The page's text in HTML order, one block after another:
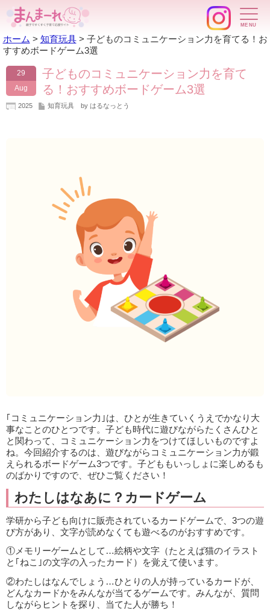
ホーム > 知育玩具> 子どものコミュニケーション力を育てる！お
すすめボードゲーム3選
29
Aug
子どものコミュニケーション力を育て
る！おすすめボードゲーム3選
2025 知育玩具 by はるなっとう
｢コミュニケーション力｣は、ひとが生きていくうえでかなり大
事なことのひとつです。子ども時代に遊びながらたくさんひと
と関わって、コミュニケーション力をつけてほしいものですよ
ね。今回紹介するのは、遊びながらコミュニケーション力が鍛
えられるボードゲーム3つです。子どももいっしょに楽しめるも
のばかりですので、ぜひご覧ください！
わたしはなあに？カードゲーム
学研から子ども向けに販売されているカードゲームで、3つの遊
び方があり、文字が読めなくても遊べるのがおすすめです。
①メモリーゲームとして…絵柄や文字（たとえば猫のイラスト
と｢ねこ｣の文字の入ったカード）を覚えて使います。
②わたしはなんでしょう…ひとりの人が持っているカードが、
どんなカードかをみんなが当てるゲームです。みんなが、質問
しながらヒントを探り、当てた人が勝ち！